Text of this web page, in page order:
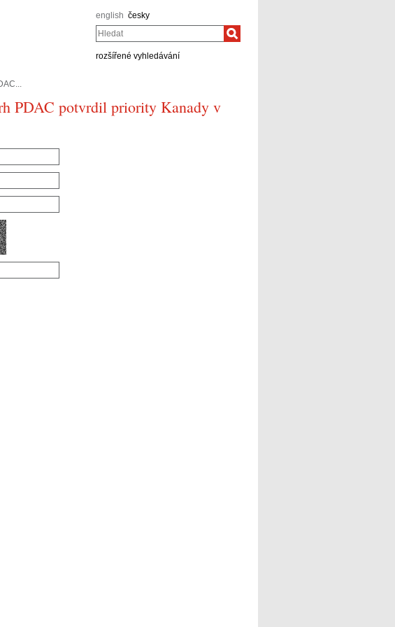
english česky
Hledat
rozšířené vyhledávání
PDAC potvrdil priority Kanady v